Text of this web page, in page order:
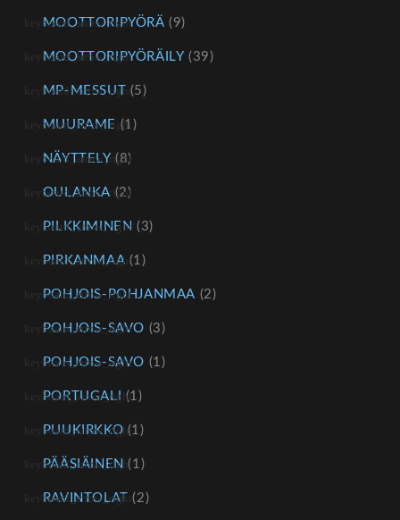
MOOTTORIPYÖRÄ (9)
MOOTTORIPYÖRÄILY (39)
MP-MESSUT (5)
MUURAME (1)
NÄYTTELY (8)
OULANKA (2)
PILKKIMINEN (3)
PIRKANMAA (1)
POHJOIS-POHJANMAA (2)
POHJOIS-SAVO (3)
POHJOIS-SAVO (1)
PORTUGALI (1)
PUUKIRKKO (1)
PÄÄSIÄINEN (1)
RAVINTOLAT (2)